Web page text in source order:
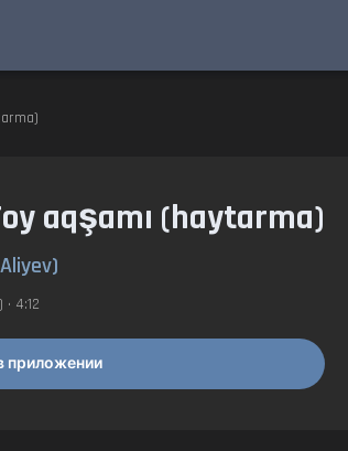
aqşamı (haytarma)
• 4:12
приложении